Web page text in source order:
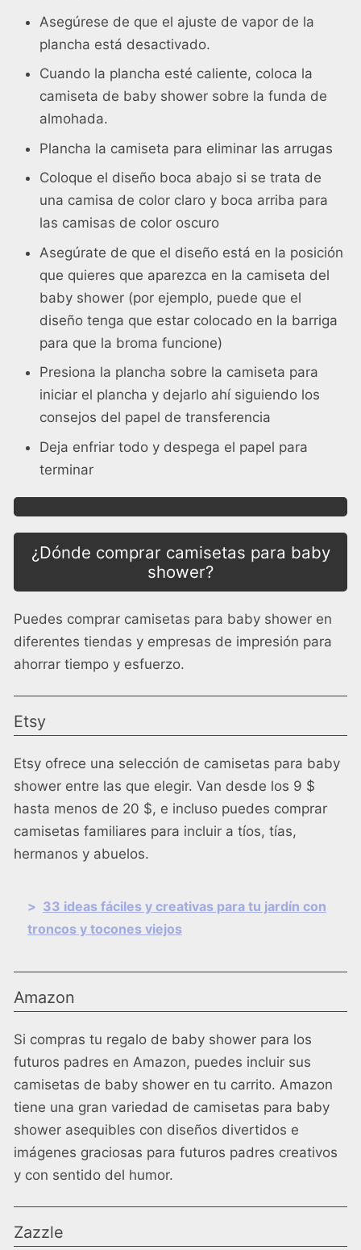
Asegúrese de que el ajuste de vapor de la
plancha está desactivado.
Cuando la plancha esté caliente, coloca la
camiseta de baby shower sobre la funda de
almohada.
Plancha la camiseta para eliminar las arrugas
Coloque el diseño boca abajo si se trata de
una camisa de color claro y boca arriba para
las camisas de color oscuro
Asegúrate de que el diseño está en la posición
que quieres que aparezca en la camiseta del
baby shower (por ejemplo, puede que el
diseño tenga que estar colocado en la barriga
para que la broma funcione)
Presiona la plancha sobre la camiseta para
iniciar el plancha y dejarlo ahí siguiendo los
consejos del papel de transferencia
Deja enfriar todo y despega el papel para
terminar
¿Dónde comprar camisetas para baby
shower?
Puedes comprar camisetas para baby shower en
diferentes tiendas y empresas de impresión para
ahorrar tiempo y esfuerzo.
Etsy
Etsy ofrece una selección de camisetas para baby
shower entre las que elegir. Van desde los 9 $
hasta menos de 20 $, e incluso puedes comprar
camisetas familiares para incluir a tíos, tías,
hermanos y abuelos.
> 33 ideas fáciles y creativas para tu jardín con
troncos y tocones viejos
Amazon
Si compras tu regalo de baby shower para los
futuros padres en Amazon, puedes incluir sus
camisetas de baby shower en tu carrito. Amazon
tiene una gran variedad de camisetas para baby
shower asequibles con diseños divertidos e
imágenes graciosas para futuros padres creativos
y con sentido del humor.
Zazzle